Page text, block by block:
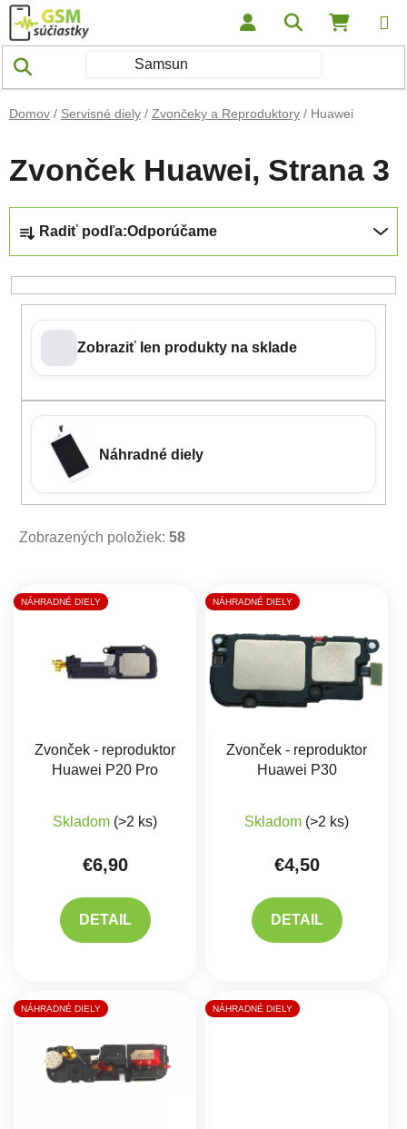
Prejsť na obsah Hľadať
Domov / Servisné diely / Zvončeky a Reproduktory / Huawei
Zvonček Huawei, Strana 3
Radiť podľa:Odporúčame
Zobraziť len produkty na sklade
Náhradné diely
Zobrazených položiek: 58
Výpis produktov
NÁHRADNÉ DIELY
Zvonček - reproduktor
Huawei P20 Pro
Skladom (>2 ks)
€6,90
DETAIL
NÁHRADNÉ DIELY
Zvonček - reproduktor
Huawei P30
Skladom (>2 ks)
€4,50
DETAIL
NÁHRADNÉ DIELY NÁHRADNÉ DIELY